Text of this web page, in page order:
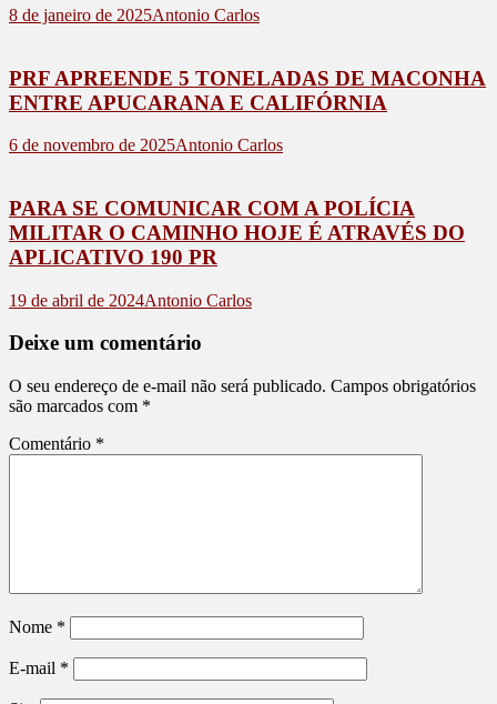
8 de janeiro de 2025Antonio Carlos
PRF APREENDE 5 TONELADAS DE MACONHA
ENTRE APUCARANA E CALIFÓRNIA
6 de novembro de 2025Antonio Carlos
PARA SE COMUNICAR COM A POLÍCIA
MILITAR O CAMINHO HOJE É ATRAVÉS DO
APLICATIVO 190 PR
19 de abril de 2024Antonio Carlos
Deixe um comentário
O seu endereço de e-mail não será publicado. Campos obrigatórios
são marcados com *
Comentário *
Nome *
E-mail *